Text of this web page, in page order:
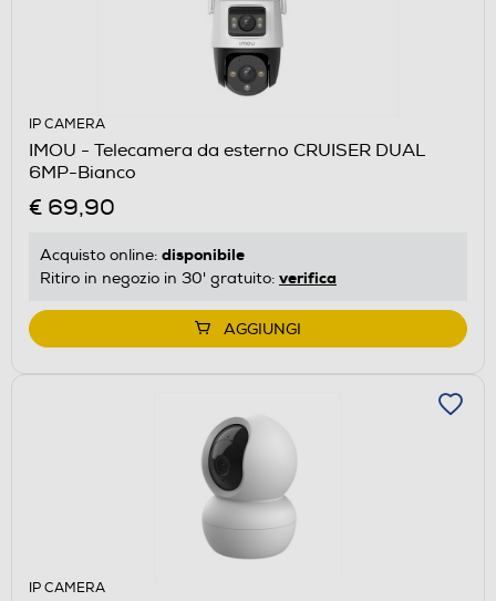
IP CAMERA
IMOU - Telecamera da esterno CRUISER DUAL
6MP-Bianco
€ 69,90
Acquisto online: disponibile
Ritiro in negozio in 30' gratuito: verifica
AGGIUNGI
IP CAMERA